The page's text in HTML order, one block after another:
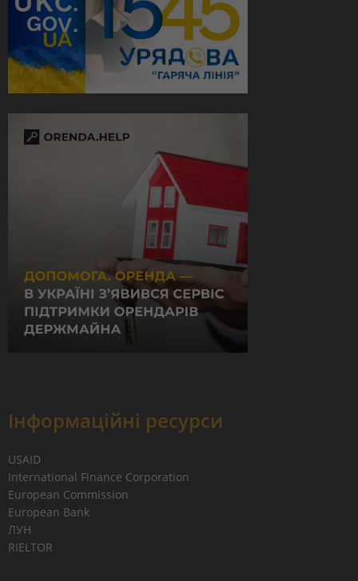
Інформаційні ресурси
USAID
International Finance Corporation
European Commission
European Bank
ЛУН
RIELTOR